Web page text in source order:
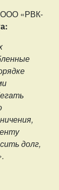
ООО «РВК-
долг,